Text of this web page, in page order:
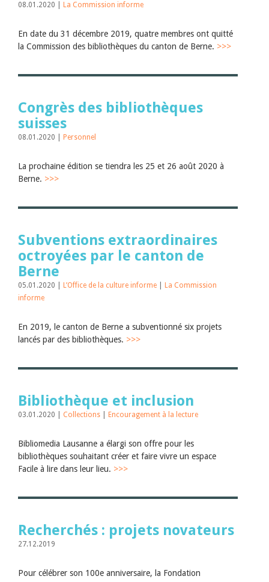
08.01.2020 | La Commission informe
En date du 31 décembre 2019, quatre membres ont quitté
la Commission des bibliothèques du canton de Berne. >>>
Congrès des bibliothèques
suisses
08.01.2020 | Personnel
La prochaine édition se tiendra les 25 et 26 août 2020 à
Berne. >>>
Subventions extraordinaires
octroyées par le canton de
Berne
05.01.2020 | L’Office de la culture informe
La Commission
informe
En 2019, le canton de Berne a subventionné six projets
lancés par des bibliothèques. >>>
Bibliothèque et inclusion
03.01.2020 | Collections Encouragement à la lecture
Bibliomedia Lausanne a élargi son offre pour les
bibliothèques souhaitant créer et faire vivre un espace
Facile à lire dans leur lieu. >>>
Recherchés : projets novateurs
27.12.2019
Pour célébrer son 100e anniversaire, la Fondation